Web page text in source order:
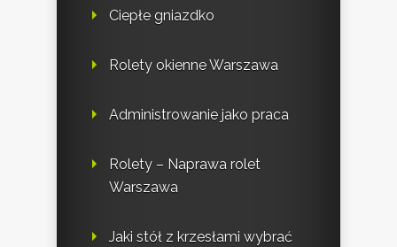
Ciepłe gniazdko
Rolety okienne Warszawa
Administrowanie jako praca
Rolety – Naprawa rolet
Warszawa
Jaki stół z krzesłami wybrać